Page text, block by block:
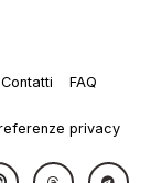
Contatti
FAQ
privacy